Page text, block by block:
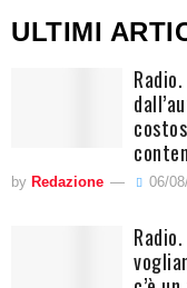
ULTIMI
by Redazione 06/